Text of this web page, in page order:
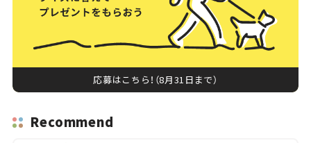
応募はこちら！（8月31日まで）
Recommend